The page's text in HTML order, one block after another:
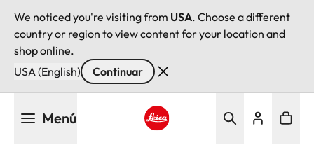
We noticed you're visiting from USA. Choose a different
country or region to view content for your location and
shop online.
USA (English)
Continuar
Menú